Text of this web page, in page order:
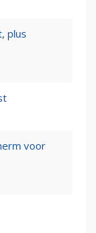
plus
voor